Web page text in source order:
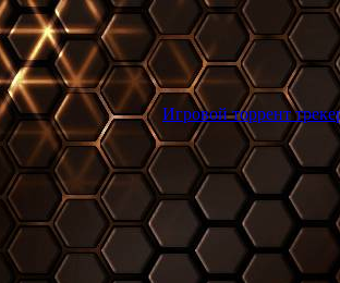
Игровой торрент трекер games-st.ru,